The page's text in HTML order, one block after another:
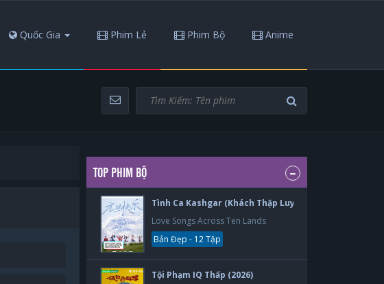
Quốc Gia Phim Lẻ Phim Bộ Anime
TOP PHIM BỘ
Tình Ca Kashgar (Khách Thập Luyến Ca) (2026)
Love Songs Across Ten Lands
Bản Đẹp - 12 Tập
Tội Phạm IQ Thấp (2026)